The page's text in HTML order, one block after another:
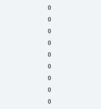
0
0
0
0
0
0
0
0
0